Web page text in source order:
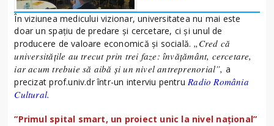
În viziunea medicului vizionar, universitatea nu mai este
doar un spațiu de predare și cercetare, ci și unul de
producere de valoare economică și socială. „Cred că
universitățile au trecut prin trei faze: învățământ, cercetare,
iar acum trebuie să aibă și un nivel antreprenorial”, a
precizat prof.univ.dr într-un interviu pentruRadio România
Cultural.
”Primul spital smart, un proiect unic la nivel național”